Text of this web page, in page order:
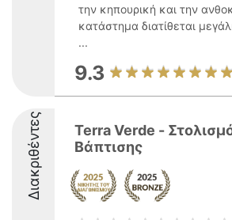
την κηπουρική και την
κατάστημα διατίθεται
...
9.3
Διακριθέντες
Terra Verde -
Βάπτισης